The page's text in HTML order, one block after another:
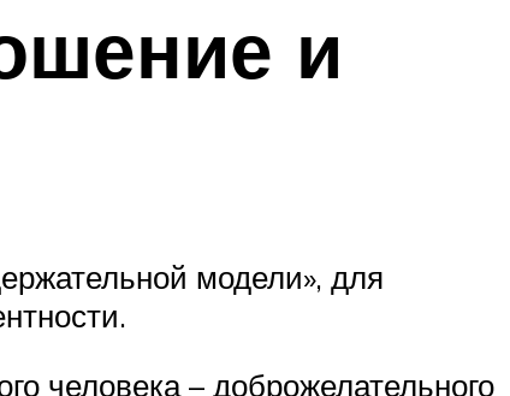
и
модели», для
человека – доброжелательного